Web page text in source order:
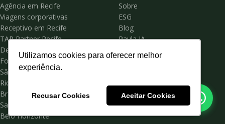
Utilizamos cookies para oferecer melhor
experiência.
Recusar Cookies Aceitar Cookies
Utilizamos cookies para oferecer melhor
experiência.
Recusar Cookies Aceitar Cookies
Agência em Recife
Viagens corporativas
Receptivo em Recife
TAP Partner Recife
Destino Recife
Fortaleza
São Paulo
Rio de Janeiro
Brasília
Salvador
Belo Horizonte
Sobre
ESG
Blog
Paula IA
Contato
Privacidade